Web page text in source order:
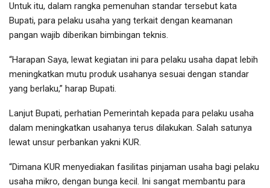
Untuk itu, dalam rangka pemenuhan standar tersebut kata
Bupati, para pelaku usaha yang terkait dengan keamanan
pangan wajib diberikan bimbingan teknis.
“Harapan Saya, lewat kegiatan ini para pelaku usaha dapat lebih
meningkatkan mutu produk usahanya sesuai dengan standar
yang berlaku,” harap Bupati.
Lanjut Bupati, perhatian Pemerintah kepada para pelaku usaha
dalam meningkatkan usahanya terus dilakukan. Salah satunya
lewat unsur perbankan yakni KUR.
“Dimana KUR menyediakan fasilitas pinjaman usaha bagi pelaku
usaha mikro, dengan bunga kecil. Ini sangat membantu para